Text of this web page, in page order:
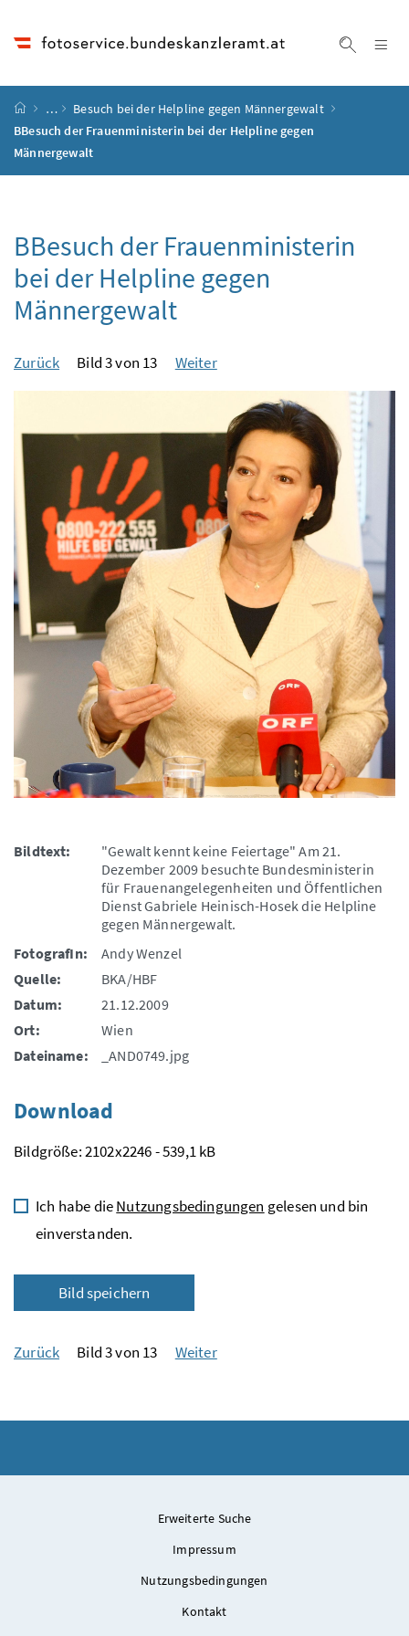
Startseite
…
Besuch bei der Helpline gegen Männergewalt
BBesuch der Frauenministerin bei der Helpline gegen
Männergewalt
BBesuch der Frauenministerin
bei der Helpline gegen
Männergewalt
Zurück Bild 3 von 13 Weiter
Bildtext:
"Gewalt kennt keine Feiertage" Am 21.
Dezember 2009 besuchte Bundesministerin
für Frauenangelegenheiten und Öffentlichen
Dienst Gabriele Heinisch-Hosek die Helpline
gegen Männergewalt.
FotografIn:
Andy Wenzel
Quelle:
BKA/HBF
Datum:
21.12.2009
Ort:
Wien
Dateiname:
_AND0749.jpg
Download
Bildgröße: 2102x2246 - 539,1 kB
Ich habe dieNutzungsbedingungen gelesen und bin
einverstanden.
Bild speichern
Zurück Bild 3 von 13 Weiter
Erweiterte Suche
Impressum
Nutzungsbedingungen
Kontakt